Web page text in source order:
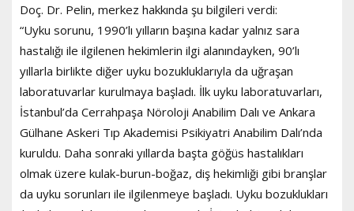
Doç. Dr. Pelin, merkez hakkında şu bilgileri verdi:
“Uyku sorunu, 1990’lı yılların başına kadar yalnız sara
hastalığı ile ilgilenen hekimlerin ilgi alanındayken, 90’lı
yıllarla birlikte diğer uyku bozukluklarıyla da uğraşan
laboratuvarlar kurulmaya başladı. İlk uyku laboratuvarları,
İstanbul’da Cerrahpaşa Nöroloji Anabilim Dalı ve Ankara
Gülhane Askeri Tıp Akademisi Psikiyatri Anabilim Dalı’nda
kuruldu. Daha sonraki yıllarda başta göğüs hastalıkları
olmak üzere kulak-burun-boğaz, diş hekimliği gibi branşlar
da uyku sorunları ile ilgilenmeye başladı. Uyku bozuklukları